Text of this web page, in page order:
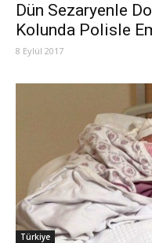
Dün Sezaryenle
Kolunda Polisle
8 Eylül 2017
Türkiye